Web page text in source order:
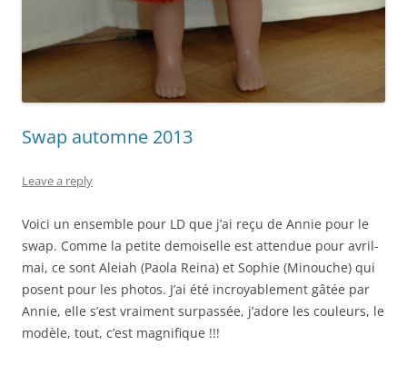
Swap automne 2013
Leave a reply
Voici un ensemble pour LD que j’ai reçu de Annie pour le
swap. Comme la petite demoiselle est attendue pour avril-
mai, ce sont Aleiah (Paola Reina) et Sophie (Minouche) qui
posent pour les photos. J’ai été incroyablement gâtée par
Annie, elle s’est vraiment surpassée, j’adore les couleurs, le
modèle, tout, c’est magnifique !!!